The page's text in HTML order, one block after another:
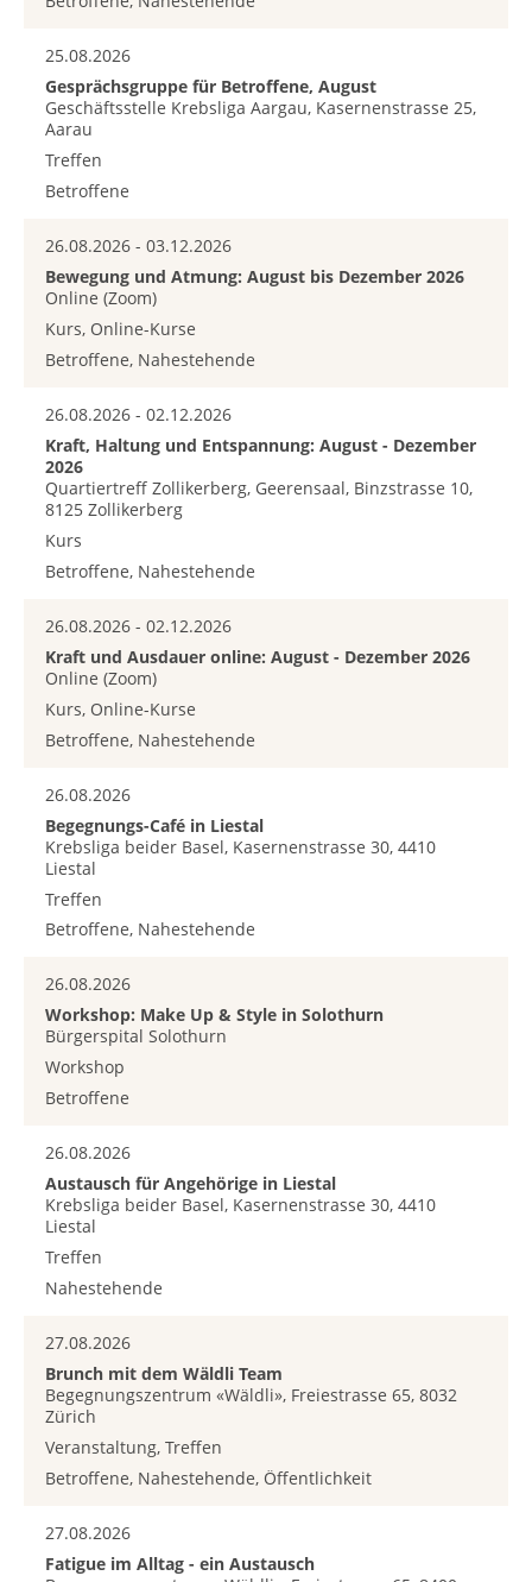
25.08.2026
Gesprächsgruppe für Betroffene, August
Geschäftsstelle Krebsliga Aargau, Kasernenstrasse 25,
Aarau
Treffen
Betroffene
26.08.2026 - 03.12.2026
Bewegung und Atmung: August bis Dezember 2026
Online (Zoom)
Kurs, Online-Kurse
Betroffene, Nahestehende
26.08.2026 - 02.12.2026
Kraft, Haltung und Entspannung: August - Dezember
2026
Quartiertreff Zollikerberg, Geerensaal, Binzstrasse 10,
8125 Zollikerberg
Kurs
Betroffene, Nahestehende
26.08.2026 - 02.12.2026
Kraft und Ausdauer online: August - Dezember 2026
Online (Zoom)
Kurs, Online-Kurse
Betroffene, Nahestehende
26.08.2026
Begegnungs-Café in Liestal
Krebsliga beider Basel, Kasernenstrasse 30, 4410
Liestal
Treffen
Betroffene, Nahestehende
26.08.2026
Workshop: Make Up & Style in Solothurn
Bürgerspital Solothurn
Workshop
Betroffene
26.08.2026
Austausch für Angehörige in Liestal
Krebsliga beider Basel, Kasernenstrasse 30, 4410
Liestal
Treffen
Nahestehende
27.08.2026
Brunch mit dem Wäldli Team
Begegnungszentrum «Wäldli», Freiestrasse 65, 8032
Zürich
Veranstaltung, Treffen
Betroffene, Nahestehende, Öffentlichkeit
27.08.2026
Fatigue im Alltag - ein Austausch